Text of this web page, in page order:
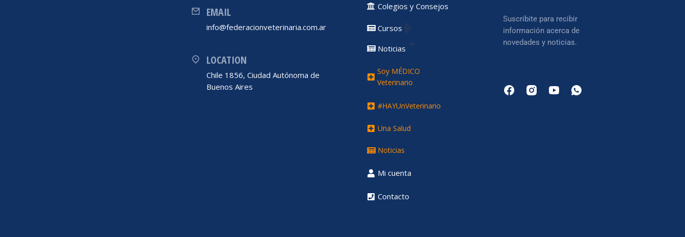
EMAIL
info@federacionveterinaria.com.ar
LOCATION
Chile 1856, Ciudad Autónoma de
Buenos Aires
Colegios y Consejos
Cursos
Noticias
Soy MÉDICO
Veterinario
#HAYUnVeterinario
Una Salud
Noticias
Mi cuenta
Contacto
Suscribite para recibir
información acerca de
novedades y noticias.